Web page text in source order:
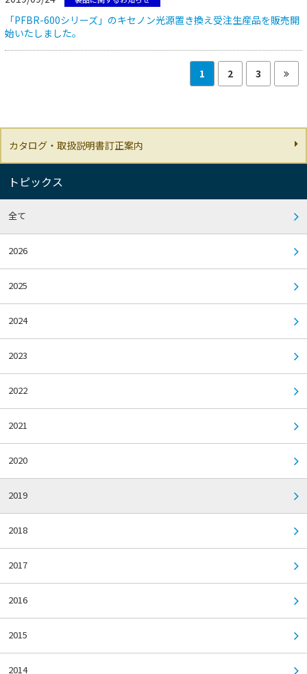
「PFBR-600シリーズ」のキセノン光源置き換え受注生産品を販売開
始いたしました。
1 2 3
カタログ・取扱説明書訂正案内
トピックス
全て
2026
2025
2024
2023
2022
2021
2020
2019
2018
2017
2016
2015
2014